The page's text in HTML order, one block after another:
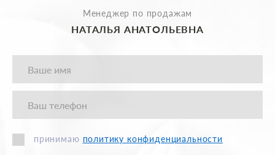
Менеджер по продажам
НАТАЛЬЯ АНАТОЛЬЕВНА
принимаю политику конфиденциальности